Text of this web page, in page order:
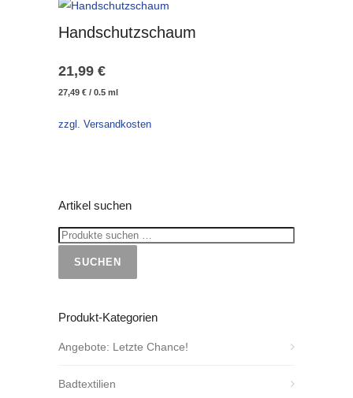
Handschutzschaum
21,99 €
27,49 € / 0.5 ml
zzgl. Versandkosten
Artikel suchen
SUCHEN
Produkt-Kategorien
Angebote: Letzte Chance!
Badtextilien